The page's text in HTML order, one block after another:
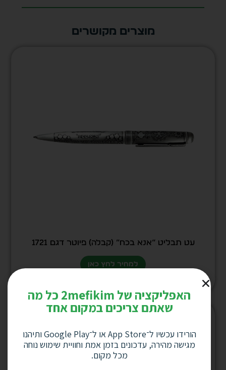
מוצרים מקושרים
עט תבליט “אנא בכח” (קבלה) פיוטר דגם 1721
למחיר לחץ כאן
האפליקציה של 2mefikim כל מה
שאתם צריכים במקום אחד
הורידו עכשיו ל־App Store או ל־Google Play ותיהנו
מגישה מהירה, עדכונים בזמן אמת וחוויית שימוש נוחה
מכל מקום.